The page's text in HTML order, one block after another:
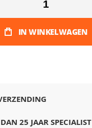
IN WINKELWAGEN
25 JAAR SPECIALIST